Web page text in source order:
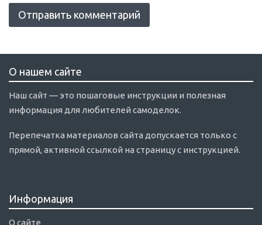
О нашем сайте
Наш сайт — это пошаговые инструкции и полезная
информация для любителей самоделок.
Перепечатка материалов сайта допускается только с
прямой, активной ссылкой на страницу с инструкцией.
Информация
О сайте